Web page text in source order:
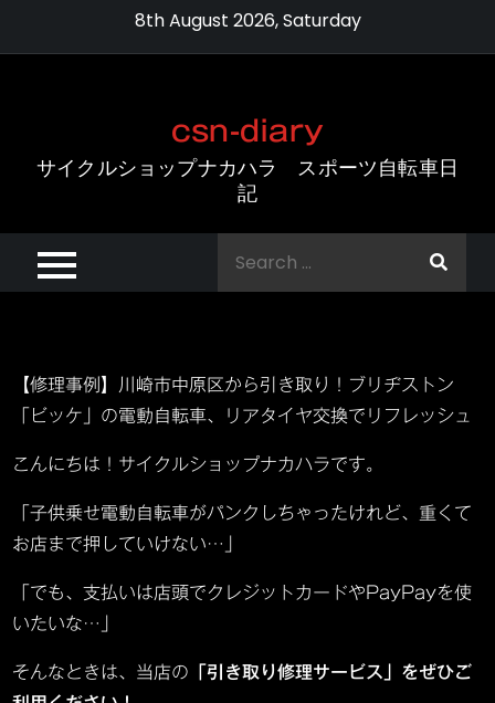
8th August 2026, Saturday
csn-diary
サイクルショップナカハラ スポーツ自転車日
記
【修理事例】川崎市中原区から引き取り！ブリヂストン
「ビッケ」の電動自転車、リアタイヤ交換でリフレッシュ
こんにちは！サイクルショップナカハラです。
「子供乗せ電動自転車がパンクしちゃったけれど、重くて
お店まで押していけない…」
「でも、支払いは店頭でクレジットカードやPayPayを使
いたいな…」
そんなときは、当店の 「引き取り修理サービス」をぜひご